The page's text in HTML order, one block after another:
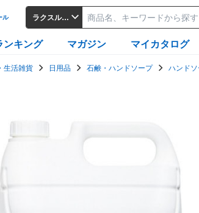
ル ラクスルビジネスモール
ンキング マガジン マイカタログ
生活雑貨 日用品 石鹸・ハンドソープ ハンドソ